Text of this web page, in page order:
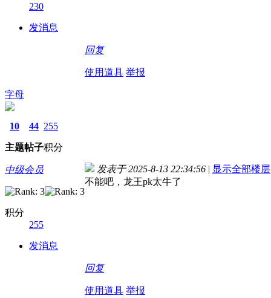
230
发消息
回复
使用道具 举报
字母
10
主题
44
帖子
255
积分
中级会员
积分
255
发消息
发表于 2025-8-13 22:34:56 | 显示全部楼层
不能吧，龙王pk太牛了
回复
使用道具 举报